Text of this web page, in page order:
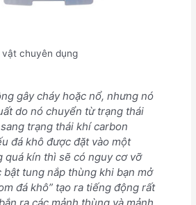
vật chuyên dụng
gây cháy hoặc nổ, nhưng nó
do nó chuyển từ trạng thái
trạng thái khí carbon
đá khô được đặt vào một
quá kín thì sẽ có nguy cơ vỡ
bật tung nắp thùng khi bạn mở
đá khô” tạo ra tiếng động rất